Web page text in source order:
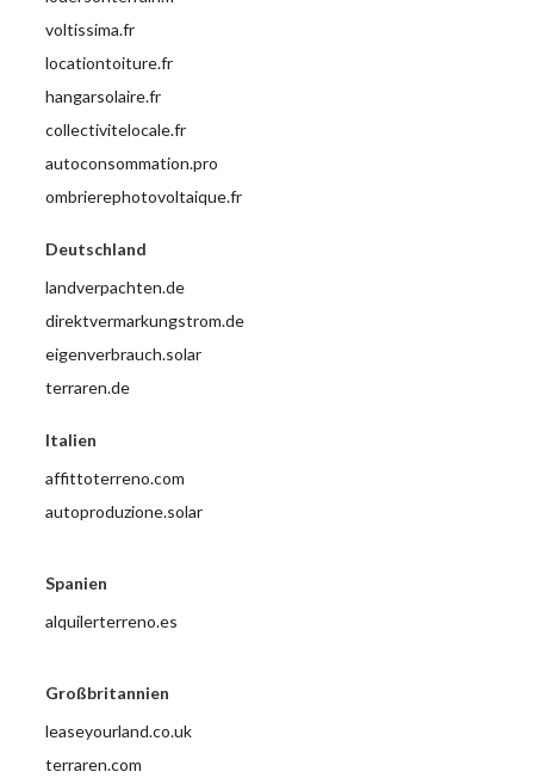
voltissima.fr
locationtoiture.fr
hangarsolaire.fr
collectivitelocale.fr
autoconsommation.pro
ombrierephotovoltaique.fr
Deutschland
landverpachten.de
direktvermarkungstrom.de
eigenverbrauch.solar
terraren.de
Italien
affittoterreno.com
autoproduzione.solar
Spanien
alquilerterreno.es
Großbritannien
leaseyourland.co.uk
terraren.com